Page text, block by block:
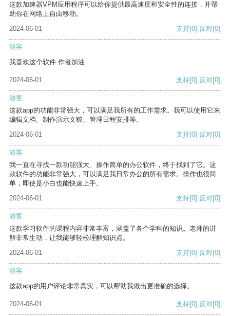
这款加速器VPM应用程序可以给你提供最高速度和安全性的连接，并帮
助你在网络上自由移动。
2024-06-01
支持[0] 反对[0]
游客
我喜欢这个软件 作者加油
2024-06-01 支持[0] 反对[0]
游客
这款app的功能非常强大，可以满足我所有的工作需求。我可以使用它来
编辑文档、制作演示文稿、管理日程安排等。
2024-06-01
支持[0] 反对[0]
游客
我一直在寻找一款功能强大、操作简单的办公软件，终于找到了它。这
款软件的功能非常强大，可以满足我日常办公的所有需求。操作也很简
单，即使是小白也能快速上手。
2024-06-01
支持[0] 反对[0]
游客
这款学习软件的课程内容非常丰富，涵盖了各个学科的知识。老师的讲
解非常生动，让我能够轻松理解知识点。
2024-06-01
支持[0] 反对[0]
游客
这款app的用户评论非常真实，可以帮助我做出更准确的选择。
2024-06-01 支持[0] 反对[0]